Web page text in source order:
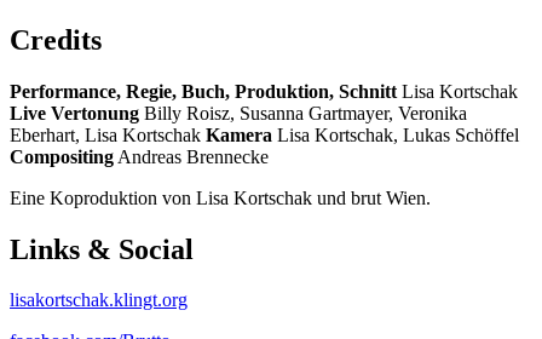
Credits
Performance, Regie, Buch, Produktion, Schnitt Lisa Kortschak
Live Vertonung Billy Roisz, Susanna Gartmayer, Veronika
Eberhart, Lisa Kortschak Kamera Lisa Kortschak, Lukas Schöffel
Compositing Andreas Brennecke
Eine Koproduktion von Lisa Kortschak und brut Wien.
Links & Social
lisakortschak.klingt.org